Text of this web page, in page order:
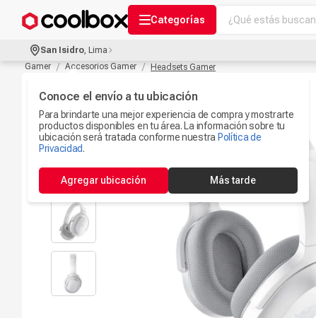
Categorías
¿Qué estás
3.
Ipad
Iphone 17
Camaras
.
Parlantes
Accesorios
10.
Smartwach
San Isidro, Lima
Conoce el envío a tu ubicación
Para brindarte una mejor experiencia de compra y mostrarte
productos disponibles en tu área. La información sobre tu
ubicación será tratada conforme nuestra Política de
Privacidad.
Agregar ubicación Más tarde
Gamer
Accesorios Gamer Headsets Gamer